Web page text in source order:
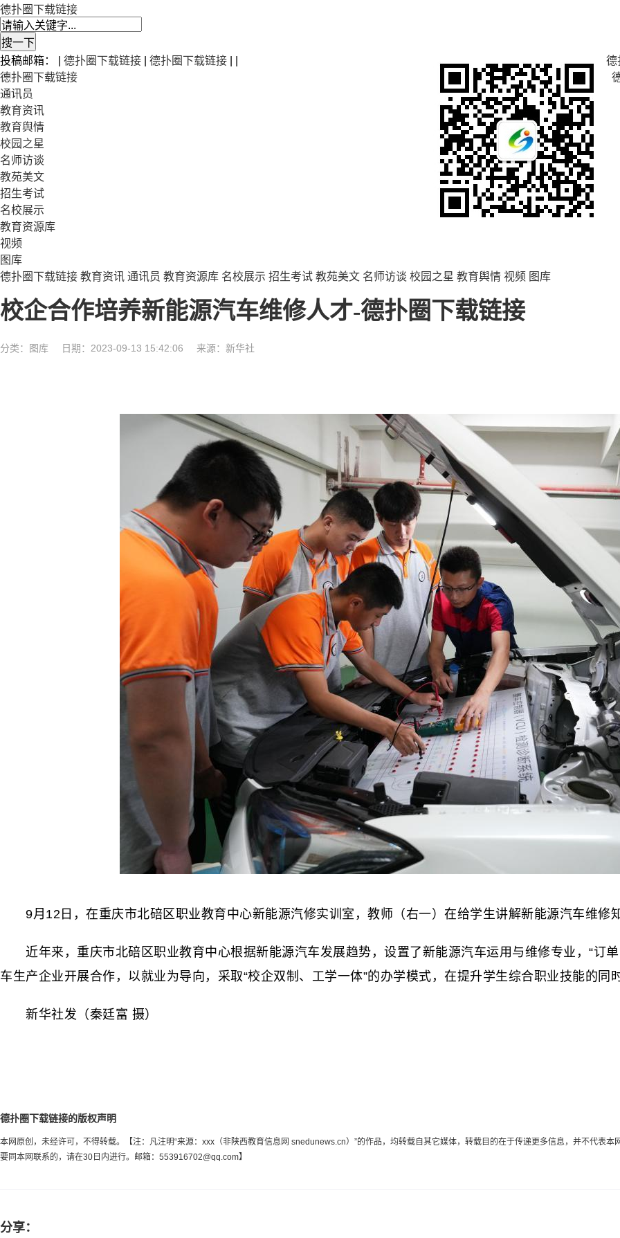
德扑圈下载链接
德
投稿邮箱： | 德扑圈下载链接 德扑圈下载链接
德扑圈下载链接
通讯员
教育资讯
教育舆情
校园之星
名师访谈
教苑美文
招生考试
名校展示
教育资源库
视频
图库
德扑圈下载链接 教育资讯 通讯员 教育资源库 名校展示 招生考试 教苑美文 名师访谈 校园之星 教育舆情 视频 图库
校企合作培养新能源汽车维修人才-德扑圈下载链接
分类： 图库 日期：2023-09-13 15:42:06 来源：新华社
9月12日，在重庆市北碚区职业教育中心新能源汽修实训室，教师（右一）在给学生讲解新能源汽车维修
近年来，重庆市北碚区职业教育中心根据新能源汽车发展趋势，设置了新能源汽车运用与维修专业，“订
车生产企业开展合作，以就业为导向，采取“校企双制、工学一体”的办学模式，在提升学生综合职业技能的同
新华社发（秦廷富 摄）
德扑圈下载链接的版权声明
本网原创，未经许可，不得转载。【注：凡注明“来源：xxx（非陕西教育信息网 snedunews.cn）”的作品，均转载自其它媒体，转载目的在于传递更多信息，并不代表
要同本网联系的，请在30日内进行。邮箱： 553916702@qq.com】
分享：